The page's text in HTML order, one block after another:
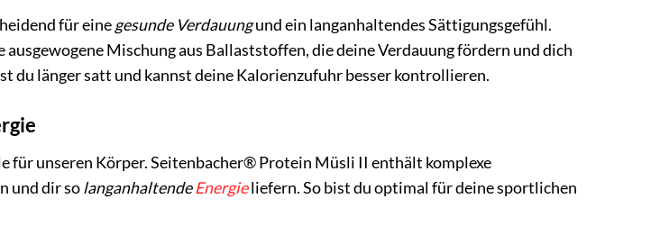
für einegesunde Verdauungund ein langanhaltendes Sättigungsgefühl.
Mischung aus Ballaststoffen, die deine Verdauung fördern und dich
du länger satt und kannst deine Kalorienzufuhr besser kontrollieren.
für unseren Körper. Seitenbacher® Protein Müsli II enthält komplexe
und dir solanganhaltendeEnergieliefern. So bist du optimal für deine sportlichen